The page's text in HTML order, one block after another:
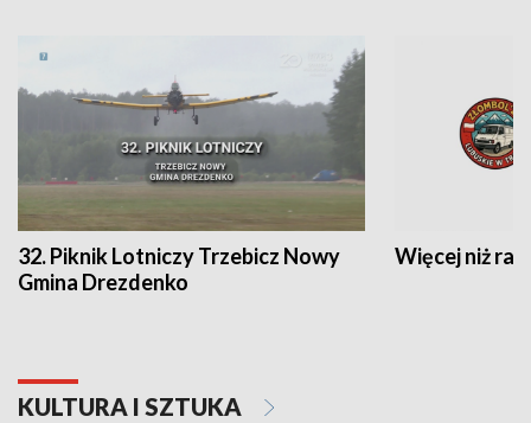
32. Piknik Lotniczy Trzebicz Nowy
Gmina Drezdenko
Więcej niż rajd
KULTURA I SZTUKA